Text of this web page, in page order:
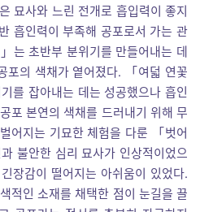
묘사와 느린 전개로 흡입력이 좋지
흡인력이 부족해 공포로서 가는 관
는 초반부 분위기를 만들어내는 데
포의 색채가 옅어졌다. 「여덟 연꽃
를 잡아내는 데는 성공했으나 흡인
포 본연의 색채를 드러내기 위해 무
어지는 기묘한 체험을 다룬 「벗어
불안한 심리 묘사가 인상적이었으
장감이 떨어지는 아쉬움이 있었다.
적인 소재를 채택한 점이 눈길을 끌